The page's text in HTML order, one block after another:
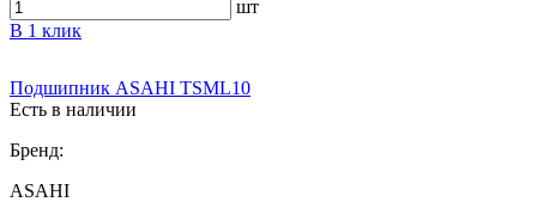
шт
В 1 клик
Подшипник ASAHI TSML10
Есть в наличии
Бренд:
ASAHI